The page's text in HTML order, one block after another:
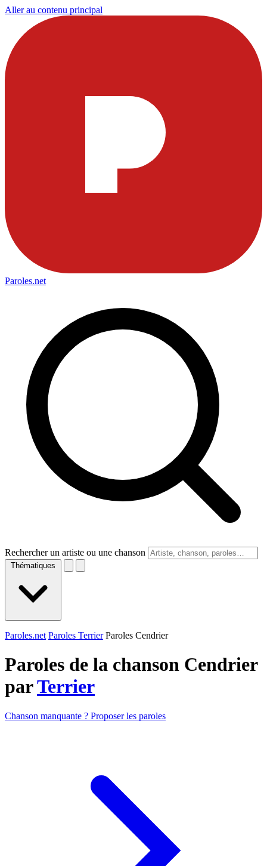
Aller au contenu principal
Paroles.net
Rechercher un artiste ou une chanson
Thématiques
Paroles.net Paroles Terrier Paroles Cendrier
Paroles de la chanson Cendrier
parTerrier
Chanson manquante ? Proposer les paroles